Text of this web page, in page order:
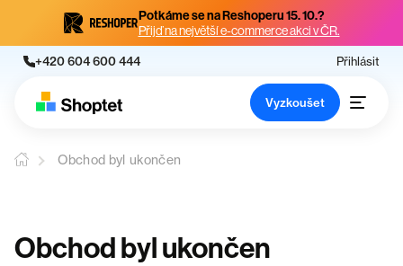
Potkáme se na Reshoperu 15. 10.?
Přijď na největší e-commerce akci v ČR.
+420 604 600 444 Přihlásit
Vyzkoušet
Obchod byl ukončen
Obchod byl ukončen